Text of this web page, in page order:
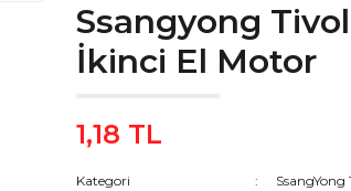
Ssangyong
İkinci El Motor
1,18 TL
Kategori